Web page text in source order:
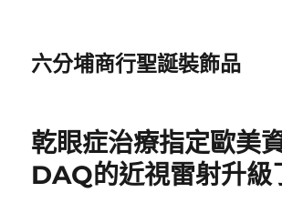
六分埔商行聖誕裝飾品
乾眼症治療指定歐美
DAQ的近視雷射升級